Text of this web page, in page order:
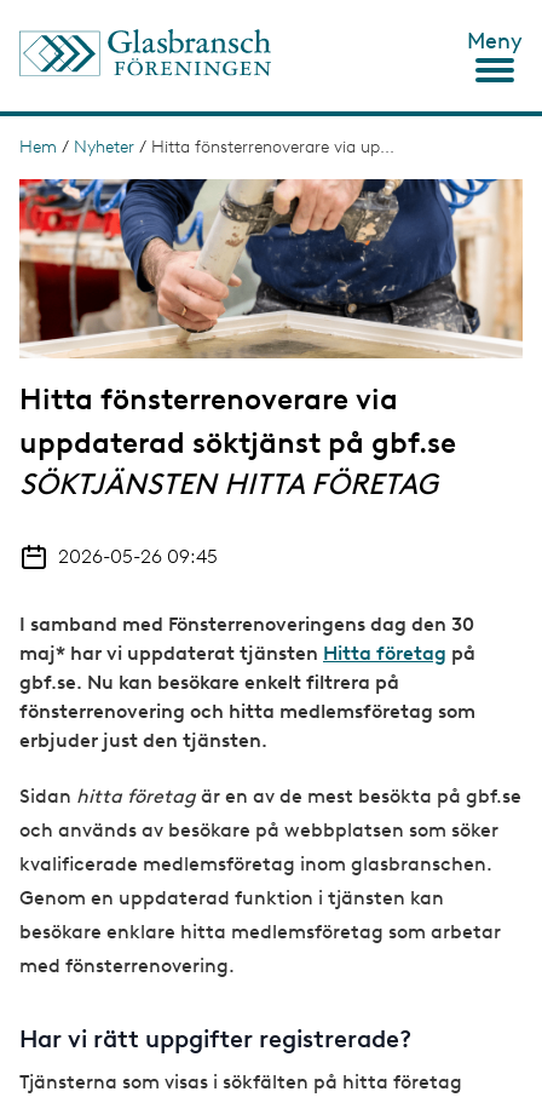
Meny
L
ä
n
k
s
t
g
Hem / Nyheter / Hitta fönsterrenoverare via up...
I
m
a
g
e
Hitta fönsterrenoverare via
uppdaterad söktjänst på gbf.se
SÖKTJÄNSTEN HITTA FÖRETAG
2026-05-26 09:45
I samband med Fönsterrenoveringens dag den 30
maj* har vi uppdaterat tjänsten Hitta företag på
gbf.se. Nu kan besökare enkelt filtrera på
fönsterrenovering och hitta medlemsföretag som
erbjuder just den tjänsten.
Sidan hitta företag är en av de mest besökta på gbf.se
och används av besökare på webbplatsen som söker
kvalificerade medlemsföretag inom glasbranschen.
Genom en uppdaterad funktion i tjänsten kan
besökare enklare hitta medlemsföretag som arbetar
med fönsterrenovering.
Har vi rätt uppgifter registrerade?
Tjänsterna som visas i sökfälten på hitta företag